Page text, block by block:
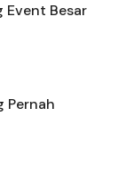
Event Besar
Pernah